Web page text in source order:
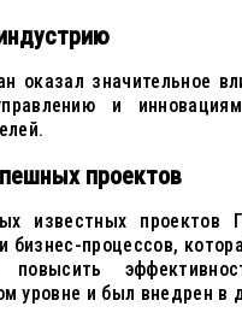
оказал значительное
и
проектов
известных проектов
бизнес-процессов,
уровне и был внедрен в